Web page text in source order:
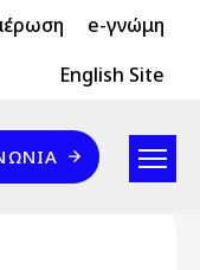
e-γνώμη
English Site